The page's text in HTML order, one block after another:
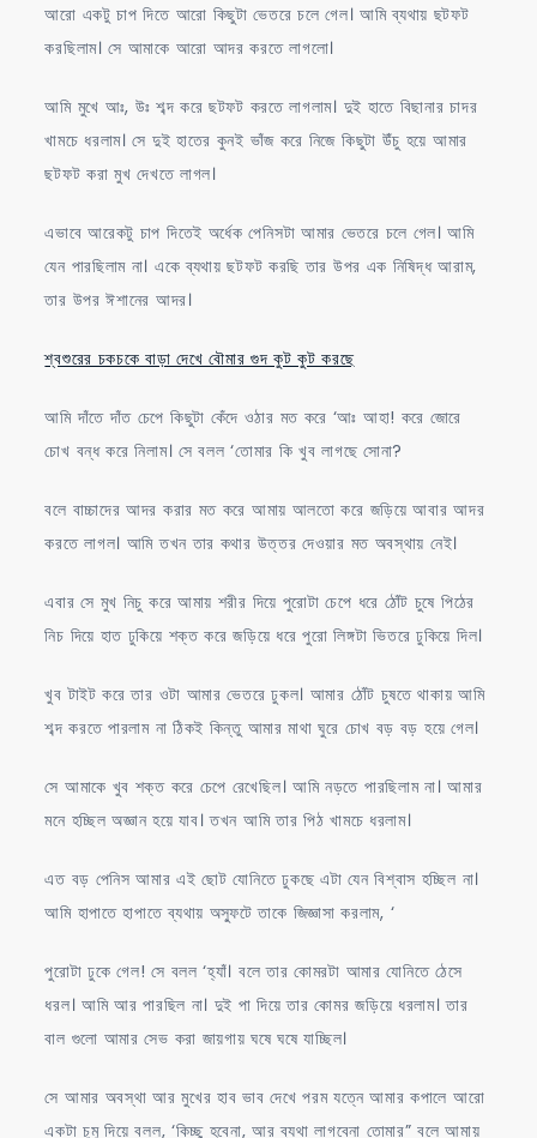
আরো একটু চাপ দিতে আরো কিছুটা ভেতরে চলে গেল। আমি ব্যথায় ছটফট
করছিলাম। সে আমাকে আরো আদর করতে লাগলো।
আমি মুখে আঃ, উঃ শব্দ করে ছটফট করতে লাগলাম। দুই হাতে বিছানার চাদর
খামচে ধরলাম। সে দুই হাতের কুনই ভাঁজ করে নিজে কিছুটা উঁচু হয়ে আমার
ছটফট করা মুখ দেখতে লাগল।
এভাবে আরেকটু চাপ দিতেই অর্ধেক পেনিসটা আমার ভেতরে চলে গেল। আমি
যেন পারছিলাম না। একে ব্যথায় ছটফট করছি তার উপর এক নিষিদ্ধ আরাম,
তার উপর ঈশানের আদর।
শ্বশুরের চকচকে বাড়া দেখে বৌমার গুদ কুট কুট করছে
আমি দাঁতে দাঁত চেপে কিছুটা কেঁদে ওঠার মত করে ‘আঃ আহা! করে জোরে
চোখ বন্ধ করে নিলাম। সে বলল ‘তোমার কি খুব লাগছে সোনা?
বলে বাচ্চাদের আদর করার মত করে আমায় আলতো করে জড়িয়ে আবার আদর
করতে লাগল। আমি তখন তার কথার উত্তর দেওয়ার মত অবস্থায় নেই।
এবার সে মুখ নিচু করে আমায় শরীর দিয়ে পুরোটা চেপে ধরে ঠোঁট চুষে পিঠের
নিচ দিয়ে হাত ঢুকিয়ে শক্ত করে জড়িয়ে ধরে পুরো লিঙ্গটা ভিতরে ঢুকিয়ে দিল।
খুব টাইট করে তার ওটা আমার ভেতরে ঢুকল। আমার ঠোঁট চুষতে থাকায় আমি
শব্দ করতে পারলাম না ঠিকই কিন্তু আমার মাথা ঘুরে চোখ বড় বড় হয়ে গেল।
সে আমাকে খুব শক্ত করে চেপে রেখেছিল। আমি নড়তে পারছিলাম না। আমার
মনে হচ্ছিল অজ্ঞান হয়ে যাব। তখন আমি তার পিঠ খামচে ধরলাম।
এত বড় পেনিস আমার এই ছোট যোনিতে ঢুকছে এটা যেন বিশ্বাস হচ্ছিল না।
আমি হাপাতে হাপাতে ব্যথায় অস্ফুটে তাকে জিজ্ঞাসা করলাম, ‘
পুরোটা ঢুকে গেল! সে বলল ‘হ্যাঁ। বলে তার কোমরটা আমার যোনিতে ঠেসে
ধরল। আমি আর পারছিল না। দুই পা দিয়ে তার কোমর জড়িয়ে ধরলাম। তার
বাল গুলো আমার সেভ করা জায়গায় ঘষে ঘষে যাচ্ছিল।
সে আমার অবস্থা আর মুখের হাব ভাব দেখে পরম যত্নে আমার কপালে আরো
একটা চুমু দিয়ে বলল, ‘কিচ্ছু হবেনা, আর ব্যথা লাগবেনা তোমার” বলে আমায়